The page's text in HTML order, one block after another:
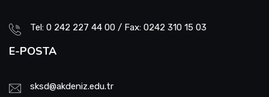
Tel: 0 242 227 44 00 / Fax: 0242 310 15 03
E-POSTA
sksd@akdeniz.edu.tr